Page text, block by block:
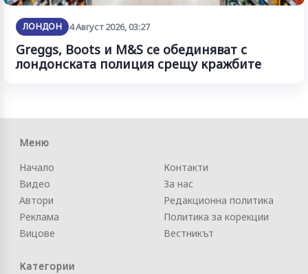
ЛОНДОН 4 Август 2026, 03:27
Greggs, Boots и M&S се обединяват с
лондонската полиция срещу кражбите
Меню
Начало
Видео
Автори
Реклама
Вицове
Контакти
За нас
Редакционна политика
Политика за корекции
Вестникът
Категории